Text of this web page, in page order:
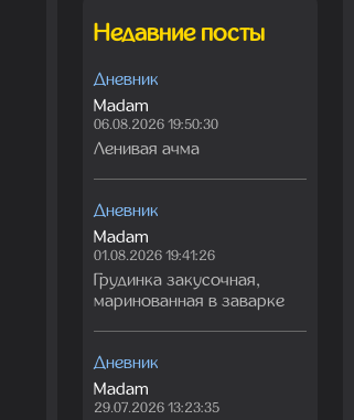
Недавние посты
Дневник
Madam
06.08.2026 19:50:30
Ленивая ачма
Дневник
Madam
01.08.2026 19:41:26
Грудинка закусочная,
маринованная в заварке
Дневник
Madam
29.07.2026 13:23:35